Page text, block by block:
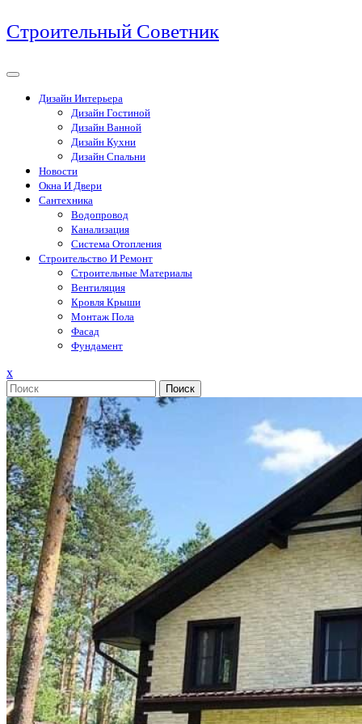
Перейти
к
Строительный Советник
Дизайн Интерьера
Дизайн Гостиной
Дизайн Ванной
Дизайн Кухни
Дизайн Спальни
Новости
Окна И Двери
Сантехника
Водопровод
Канализация
Система Отопления
Строительство И Ремонт
Строительные Материалы
Вентиляция
Кровля Крыши
Монтаж Пола
Фасад
Фундамент
xЗакрыть
меню
Поиск